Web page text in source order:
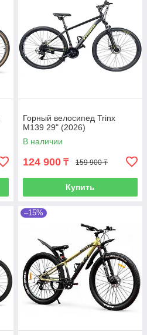
Горный велосипед Trinx
M139 29" (2026)
В наличии
124 900 ₸ 159 900 ₸
Купить
–15%